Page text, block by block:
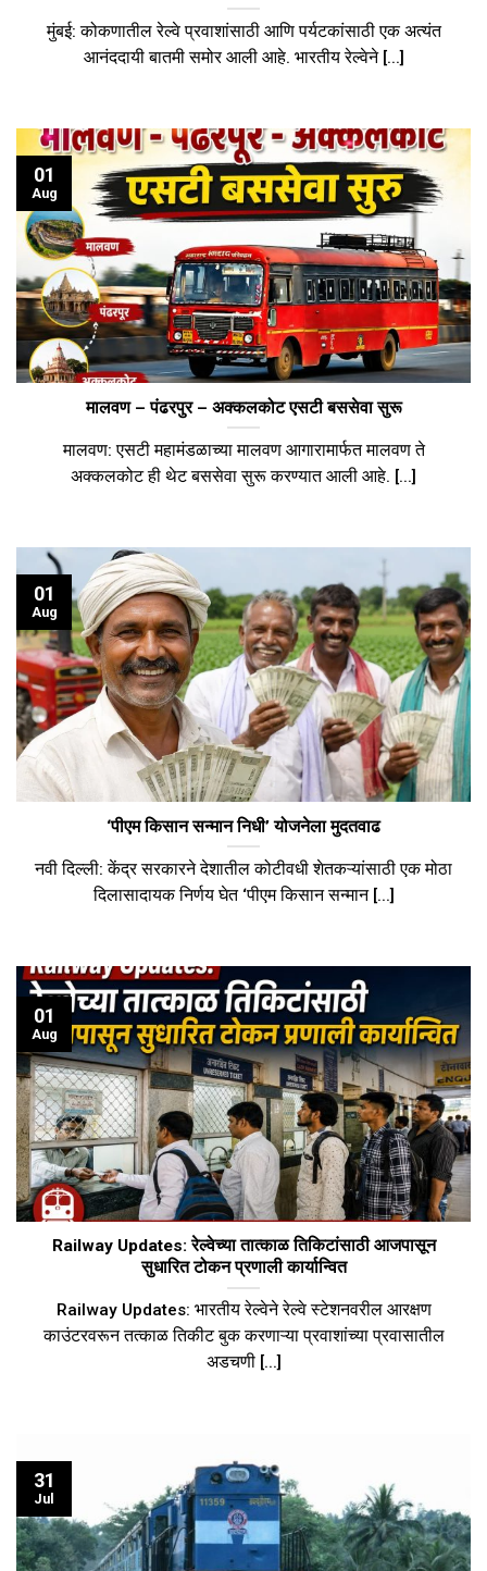
मुंबई: कोकणातील रेल्वे प्रवाशांसाठी आणि पर्यटकांसाठी एक अत्यंत
आनंददायी बातमी समोर आली आहे. भारतीय रेल्वेने [...]
मालवण – पंढरपुर – अक्कलकोट एसटी बससेवा सुरू
मालवण: एसटी महामंडळाच्या मालवण आगारामार्फत मालवण ते
अक्कलकोट ही थेट बससेवा सुरू करण्यात आली आहे. [...]
01
Aug
‘पीएम किसान सन्मान निधी’ योजनेला मुदतवाढ
नवी दिल्ली: केंद्र सरकारने देशातील कोटीवधी शेतकऱ्यांसाठी एक मोठा
दिलासादायक निर्णय घेत ‘पीएम किसान सन्मान [...]
01
Aug
Railway Updates: रेल्वेच्या तात्काळ तिकिटांसाठी आजपासून
सुधारित टोकन प्रणाली कार्यान्वित
Railway Updates: भारतीय रेल्वेने रेल्वे स्टेशनवरील आरक्षण
काउंटरवरून तत्काळ तिकीट बुक करणाऱ्या प्रवाशांच्या प्रवासातील
अडचणी [...]
01
Aug
31
Jul